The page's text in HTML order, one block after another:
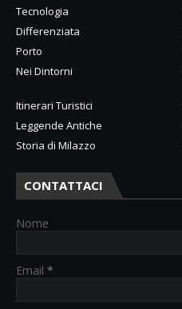
Tecnologia
Differenziata
Porto
Nei Dintorni
Itinerari Turistici
Leggende Antiche
Storia di Milazzo
CONTATTACI
Nome
Email *